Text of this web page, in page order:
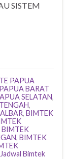
SISTEM
PAPUA
BARAT
SELATAN,
,
, BIMTEK
BIMTEK
, BIMTEK
Jadwal Bimtek